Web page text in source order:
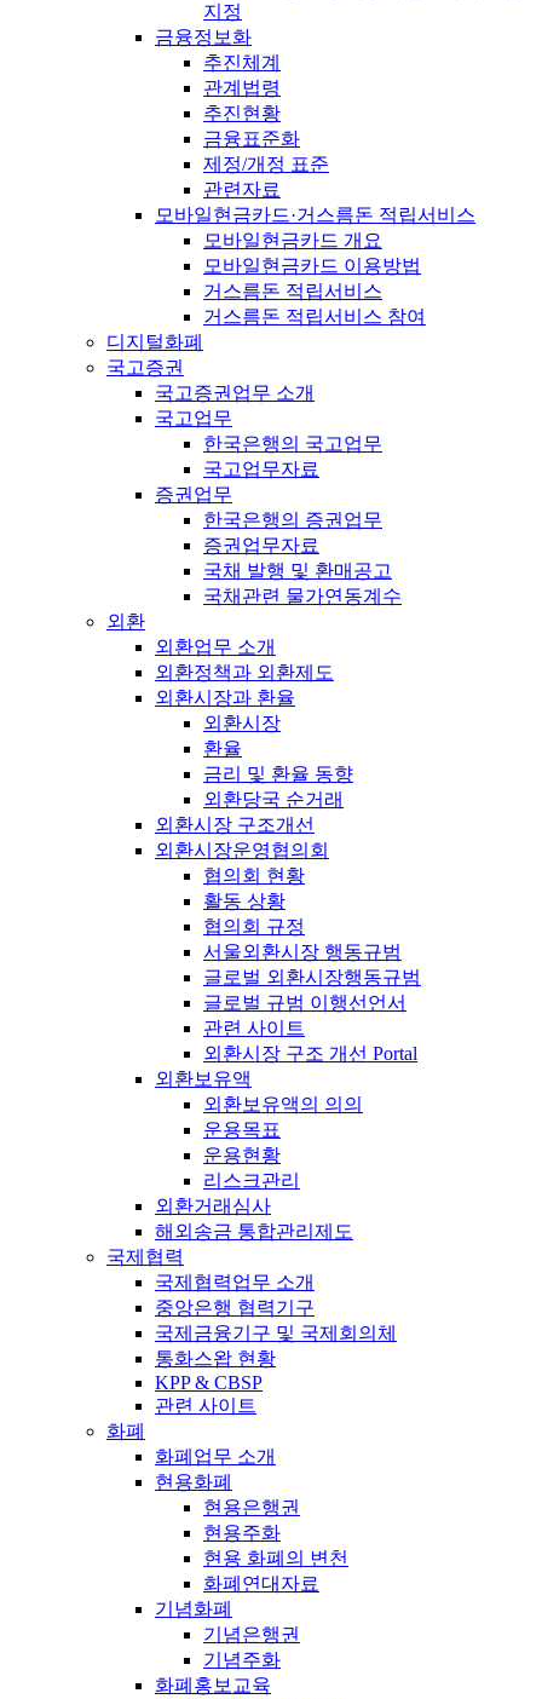
지정
금융정보화
추진체계
관계법령
추진현황
금융표준화
제정/개정 표준
관련자료
모바일현금카드·거스름돈 적립서비스
모바일현금카드 개요
모바일현금카드 이용방법
거스름돈 적립서비스
거스름돈 적립서비스 참여
디지털화폐
국고증권
국고증권업무 소개
국고업무
한국은행의 국고업무
국고업무자료
증권업무
한국은행의 증권업무
증권업무자료
국채 발행 및 환매공고
국채관련 물가연동계수
외환
외환업무 소개
외환정책과 외환제도
외환시장과 환율
외환시장
환율
금리 및 환율 동향
외환당국 순거래
외환시장 구조개선
외환시장운영협의회
협의회 현황
활동 상황
협의회 규정
서울외환시장 행동규범
글로벌 외환시장행동규범
글로벌 규범 이행선언서
관련 사이트
외환시장 구조 개선 Portal
외환보유액
외환보유액의 의의
운용목표
운용현황
리스크관리
외환거래심사
해외송금 통합관리제도
국제협력
국제협력업무 소개
중앙은행 협력기구
국제금융기구 및 국제회의체
통화스왑 현황
KPP & CBSP
관련 사이트
화폐
화폐업무 소개
현용화폐
현용은행권
현용주화
현용 화폐의 변천
화폐연대자료
기념화폐
기념은행권
기념주화
화폐홍보교육